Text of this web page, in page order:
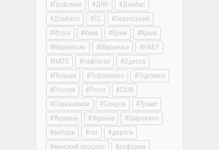
Гройсман
ДНР
Донбас
Донбасс
ЕС
Зеленський
Итоги
Киев Крим
Крым
Мариуполь
Марьинка
НАБУ
НАТО
Нафтогаз
Одесса
Польша
Порошенко
Підсумки
Россия
Росія
США
Саакашвили
Сенцов
Трамп
Украина
Україна
Широкино
вибори
газ
дороги
минский процесс
реформи